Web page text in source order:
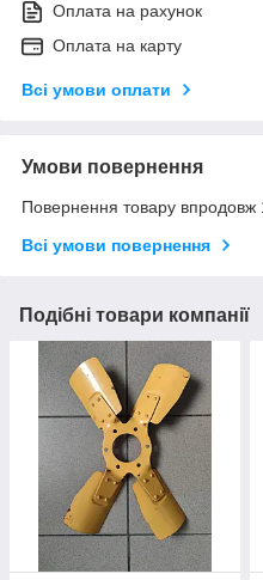
Оплата на рахунок
Оплата на карту
Всі умови оплати
Умови повернення
Повернення товару впродовж
Всі умови повернення
Подібні товари компанії